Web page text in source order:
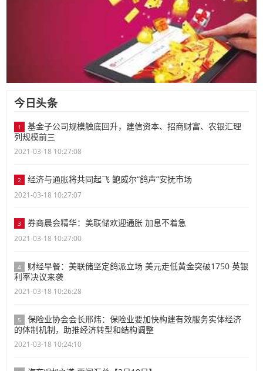
今日头条
1
基金子公司规模触底回升，建信资本、招商财富、农银汇理
列规模前三
2021-03-18 10:27:08
2 经济与通胀将共同起飞 鲍威尔“鸽声”安抚市场
2021-03-18 10:27:07
3 券商晨会精华：美联储欢迎通胀 加息不着急
2021-03-18 10:27:00
4
财经早餐：美联储坚定鸽派立场 美元走低黄金突破1750 英银
利率决议来袭
2021-03-18 10:26:28
5
保险业协会会长邢炜：保险业要加快构建有效服务实体经济
的体制机制，助推经济转型和结构调整
2021-03-18 10:24:10